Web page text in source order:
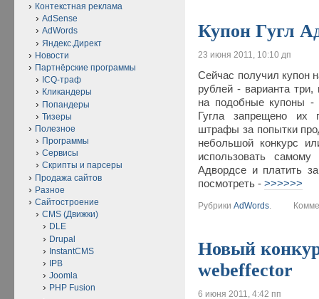
Купон Гугл
23 июня 2011, 10:10 дп
Сейчас получил купон
рублей - варианта
на подобные купоны -
Гугла запрещено их
штрафы за попытки
небольшой конкурс
использовать
Адвордсе и платить
посмотреть ->>>>>>
Рубрики AdWords
Новый
webeffector
6 июня 2011, 4:42 пп
Контекстная реклама
AdSense
AdWords
Яндекс.Директ
Новости
Партнёрские программы
ICQ-траф
Кликандеры
Попандеры
Тизеры
Полезное
Программы
Сервисы
Скрипты и парсеры
Продажа сайтов
Разное
Сайтостроение
CMS (Движки)
DLE
Drupal
InstantCMS
IPB
Joomla
PHP Fusion